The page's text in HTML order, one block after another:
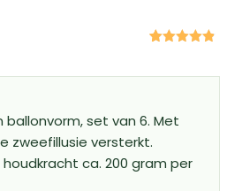
gebaseerd
set van 6. Met
zweefillusie versterkt.
ca. 200 gram per